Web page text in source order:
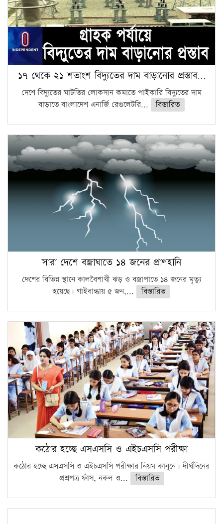
১৭ থেকে ২১ শতাংশ বিদ্যুতের দাম বাড়ানোর প্রস্তাব…
দেশে বিদ্যুতের ঘাটতির লোকসান কমাতে পাইকারি বিদ্যুতের দাম
বাড়াতে বাংলাদেশ এনার্জি রেগুলেটরি...
বিস্তারিত
সারা দেশে বজ্রাঘাতে ১৪ জনের প্রাণহানি
দেশের বিভিন্ন স্থানে কালবৈশাখী ঝড় ও বজ্রাপাতে ১৪ জনের মৃত্যু
হয়েছে। গাইবান্ধায় ৫ জন,...
বিস্তারিত
কঠোর হচ্ছে এসএসসি ও এইচএসসি পরীক্ষা
কঠোর হচ্ছে এসএসসি ও এইচএসসি পরীক্ষার নিয়ম কানুনে। দীর্ঘদিনের
প্রশ্নপত্র ফাঁস, নকল ও...
বিস্তারিত